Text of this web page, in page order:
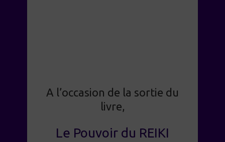
A l’occasion de la sortie du
livre,
Le Pouvoir du REIKI